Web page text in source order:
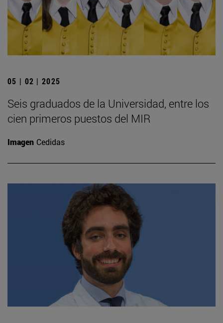
05 | 02 | 2025
Seis graduados de la Universidad, entre los
cien primeros puestos del MIR
Imagen Cedidas